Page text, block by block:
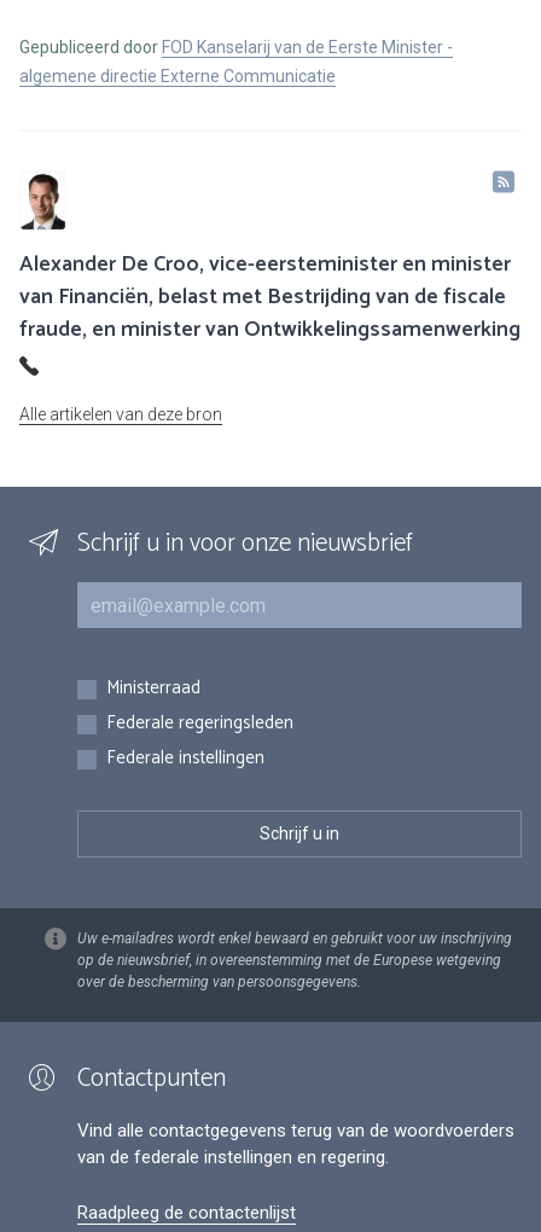
Gepubliceerd door FOD Kanselarij van de Eerste Minister -
algemene directie Externe Communicatie
Alexander De Croo, vice-eersteminister en minister
van Financiën, belast met Bestrijding van de fiscale
fraude, en minister van Ontwikkelingssamenwerking
Alle artikelen van deze bron
Schrijf u in voor onze nieuwsbrief
E-mail
Inschrijvingen
Ministerraad
Federale regeringsleden
Federale instellingen
Uw e-mailadres wordt enkel bewaard en gebruikt voor uw inschrijving
op de nieuwsbrief, in overeenstemming met de Europese wetgeving
over de bescherming van persoonsgegevens.
Contactpunten
Vind alle contactgegevens terug van de woordvoerders
van de federale instellingen en regering.
Raadpleeg de contactenlijst